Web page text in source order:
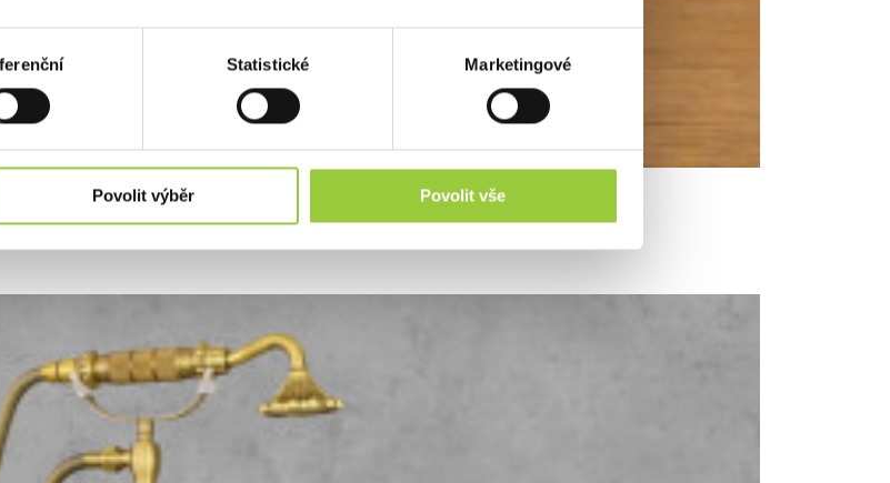
Statistické Marketingové
Povolit výběr Povolit vše
MOSAZ